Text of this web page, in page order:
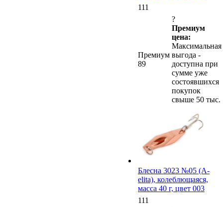
111
Премиум
89
?
Премиум
цена:
Максимальная
выгода -
доступна при
сумме уже
состоявшихся
покупок
свыше 50 тыс.
Блесна 3023 №05 (А-
elita), колеблющаяся,
масса 40 г, цвет 003
111